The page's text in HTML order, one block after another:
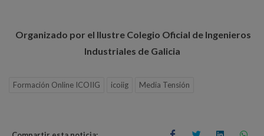
Organizado por el Ilustre Colegio Oficial de Ingenieros
Industriales de Galicia
Formación Online ICOIIG icoiig Media Tensión